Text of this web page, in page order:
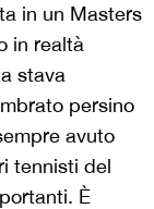
in un Masters
in realtà
stava
persino
avuto
tennisti del
È